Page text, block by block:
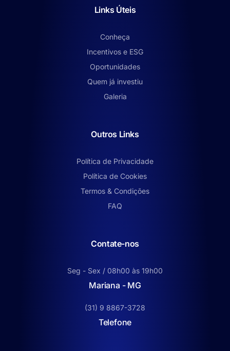
Links Úteis
Conheça
Incentivos e ESG
Oportunidades
Quem já investiu
Galeria
Outros Links
Política de Privacidade
Política de Cookies
Termos & Condições
FAQ
Contate-nos
Seg - Sex / 08h00 às 19h00
Mariana - MG
(31) 9 8867-3728
Telefone